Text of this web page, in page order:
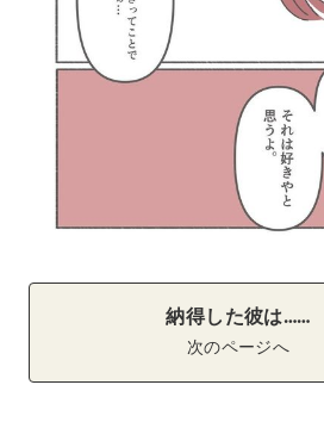
納得した彼は……
次のページへ